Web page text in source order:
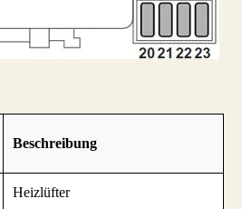
Beschreibung
Heizlüfter